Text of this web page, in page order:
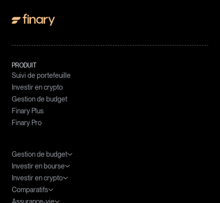
PRODUIT
Suivi de portefeuille
Investir en crypto
Gestion de budget
Finary Plus
Finary Pro
Gestion de budget
Agrégateur de compte
Tableau Excel Budget
Investir en bourse
ETF : le guide complet
ETF PEA
Investir en crypto
Fiscalité des cryptomonnaies
Comparatifs